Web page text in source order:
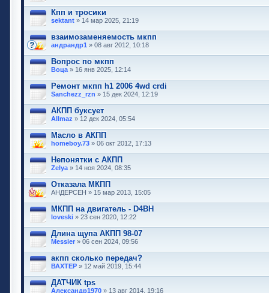
Кпп и тросики
sektant » 14 мар 2025, 21:19
взаимозаменяемость мкпп
андрандр1 » 08 авг 2012, 10:18
Вопрос по мкпп
Воца » 16 янв 2025, 12:14
Ремонт мкпп h1 2006 4wd crdi
Sanchezz_rzn » 15 дек 2024, 12:19
АКПП буксует
Allmaz » 12 дек 2024, 05:54
Масло в АКПП
homeboy.73 » 06 окт 2012, 17:13
Непонятки с АКПП
Zelya » 14 ноя 2024, 08:35
Отказала МКПП
АНДЕРСЕН » 15 мар 2013, 15:05
МКПП на двигатель - D4BH
loveski » 23 сен 2020, 12:22
Длина щупа АКПП 98-07
Messier » 06 сен 2024, 09:56
акпп сколько передач?
ВАХТЕР » 12 май 2019, 15:44
ДАТЧИК tps
Александр1970 » 13 авг 2014, 19:16